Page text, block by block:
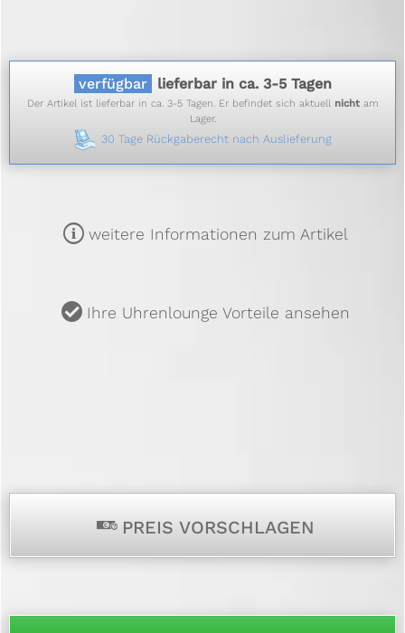
verfügbar lieferbar in ca. 3-5 Tagen
Der Artikel ist lieferbar in ca. 3-5 Tagen. Er befindet sich aktuell nichtam
Lager.
30 Tage Rückgaberecht nach Auslieferung
m weitere Informationen zum Artikel
u Ihre Uhrenlounge Vorteile ansehen
p PREIS VORSCHLAGEN